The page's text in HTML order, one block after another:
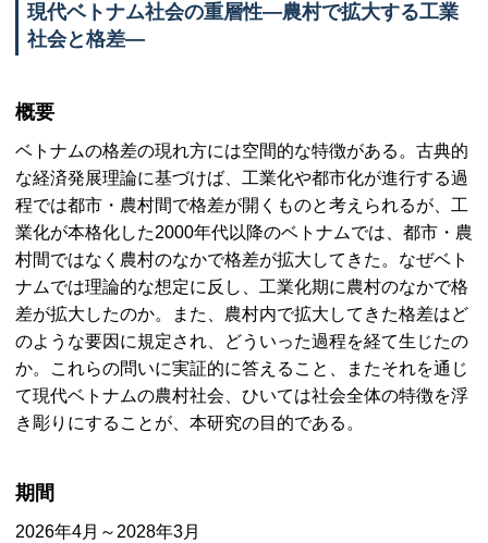
現代ベトナム社会の重層性―農村で拡大する工業
社会と格差―
概要
ベトナムの格差の現れ方には空間的な特徴がある。古典的
な経済発展理論に基づけば、工業化や都市化が進行する過
程では都市・農村間で格差が開くものと考えられるが、工
業化が本格化した2000年代以降のベトナムでは、都市・農
村間ではなく農村のなかで格差が拡大してきた。なぜベト
ナムでは理論的な想定に反し、工業化期に農村のなかで格
差が拡大したのか。また、農村内で拡大してきた格差はど
のような要因に規定され、どういった過程を経て生じたの
か。これらの問いに実証的に答えること、またそれを通じ
て現代ベトナムの農村社会、ひいては社会全体の特徴を浮
き彫りにすることが、本研究の目的である。
期間
2026年4月～2028年3月